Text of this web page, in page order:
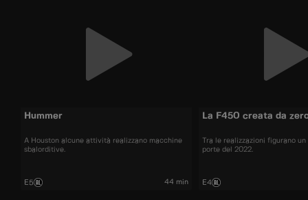
Hummer
A Houston alcune attività realizzano macchine
sbalorditive.
E5 44 min
La F450 creata da
Tra le realizzazioni figurano
porte del 2022.
E4